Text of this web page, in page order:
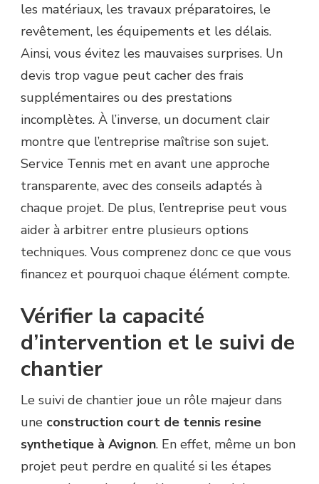
les matériaux, les travaux préparatoires, le
revêtement, les équipements et les délais.
Ainsi, vous évitez les mauvaises surprises. Un
devis trop vague peut cacher des frais
supplémentaires ou des prestations
incomplètes. À l’inverse, un document clair
montre que l’entreprise maîtrise son sujet.
Service Tennis met en avant une approche
transparente, avec des conseils adaptés à
chaque projet. De plus, l’entreprise peut vous
aider à arbitrer entre plusieurs options
techniques. Vous comprenez donc ce que vous
financez et pourquoi chaque élément compte.
Vérifier la capacité
d’intervention et le suivi de
chantier
Le suivi de chantier joue un rôle majeur dans
une construction court de tennis resine
synthetique à Avignon. En effet, même un bon
projet peut perdre en qualité si les étapes